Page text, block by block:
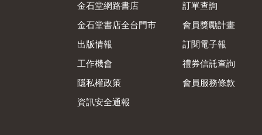
金石堂網路書店
金石堂書店全台門市
出版情報
工作機會
隱私權政策
資訊安全通報
訂單查詢
會員獎勵計畫
訂閱電子報
禮券信託查詢
會員服務條款